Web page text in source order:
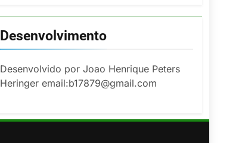
Desenvolvimento
Desenvolvido por Joao Henrique Peters
Heringer email:b17879@gmail.com